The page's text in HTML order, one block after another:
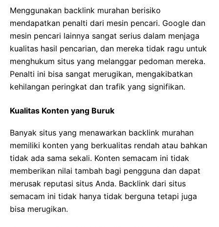
Menggunakan backlink murahan berisiko
mendapatkan penalti dari mesin pencari. Google dan
mesin pencari lainnya sangat serius dalam menjaga
kualitas hasil pencarian, dan mereka tidak ragu untuk
menghukum situs yang melanggar pedoman mereka.
Penalti ini bisa sangat merugikan, mengakibatkan
kehilangan peringkat dan trafik yang signifikan.
Kualitas Konten yang Buruk
Banyak situs yang menawarkan backlink murahan
memiliki konten yang berkualitas rendah atau bahkan
tidak ada sama sekali. Konten semacam ini tidak
memberikan nilai tambah bagi pengguna dan dapat
merusak reputasi situs Anda. Backlink dari situs
semacam ini tidak hanya tidak berguna tetapi juga
bisa merugikan.